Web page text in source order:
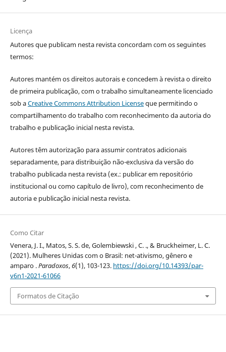
Licença
Autores que publicam nesta revista concordam com os seguintes
termos:
Autores mantém os direitos autorais e concedem à revista o direito
de primeira publicação, com o trabalho simultaneamente licenciado
sob aCreative Commons Attribution Licenseque permitindo o
compartilhamento do trabalho com reconhecimento da autoria do
trabalho e publicação inicial nesta revista.
Autores têm autorização para assumir contratos adicionais
separadamente, para distribuição não-exclusiva da versão do
trabalho publicada nesta revista (ex.: publicar em repositório
institucional ou como capítulo de livro), com reconhecimento de
autoria e publicação inicial nesta revista.
Como Citar
Venera, J. I., Matos, S. S. de, Golembiewski , C. ., & Bruckheimer, L. C.
(2021). Mulheres Unidas com o Brasil: net-ativismo, gênero e
amparo .Paradoxos,6(1), 103-123. https://doi.org/10.14393/par-
v6n1-2021-61066
Formatos de Citação